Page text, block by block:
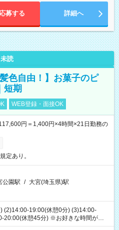
応募する 詳細へ
未読
色自由！】お菓子のピ
短期
WEB登録・面接OK
円＝1,400円×4時間×21日勤務の
定あり。
公園駅 / 大宮(埼玉県)駅
(2)14:00-19:00(休憩0分) (3)14:00-
20:00(休憩45分) ※お好きな時間が選べ